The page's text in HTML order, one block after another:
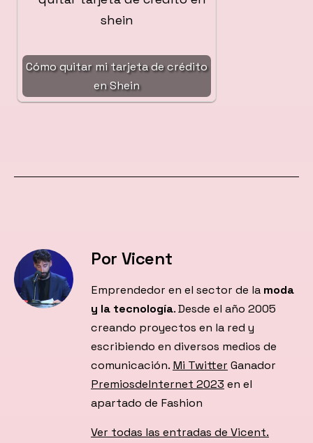
Cómo quitar mi tarjeta de crédito
en Shein
Por Vicent
Emprendedor en el sector de la moda
y la tecnología. Desde el año 2005
creando proyectos en la red y
escribiendo en diversos medios de
comunicación. Mi Twitter Ganador
PremiosdeInternet 2023 en el
apartado de Fashion
Ver todas las entradas de Vicent.